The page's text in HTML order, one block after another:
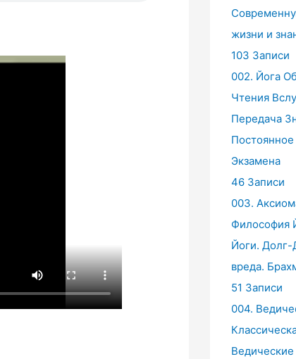
жизни и
103 Записи
002. Йога
Чтения
Передача
Экзамена
46 Записи
003.
Философия
Йоги.
вреда.
51 Записи
004.